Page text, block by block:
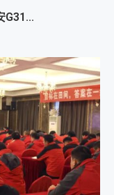
G31...